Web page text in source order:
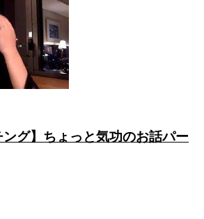
ング】ちょっと気功のお話パー